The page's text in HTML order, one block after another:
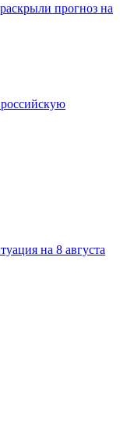
прогноз на
на 8 августа